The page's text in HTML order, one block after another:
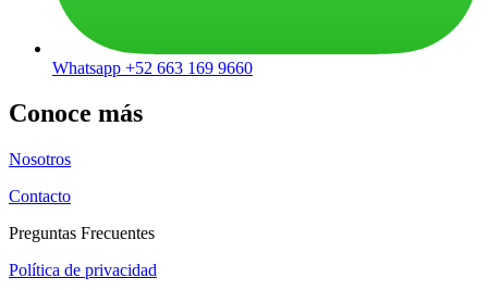
Whatsapp +52 663 169 9660
Conoce más
Nosotros
Contacto
Preguntas Frecuentes
Política de privacidad